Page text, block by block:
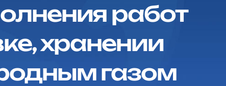
работ
хранении
газом